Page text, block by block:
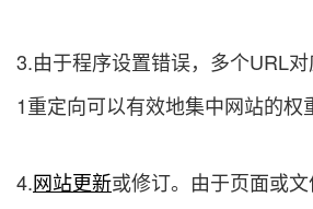
3.由于程序设置错误，多个URL
1重定向可以有效地集中网站的权
4.网站更新或修订。由于页面或